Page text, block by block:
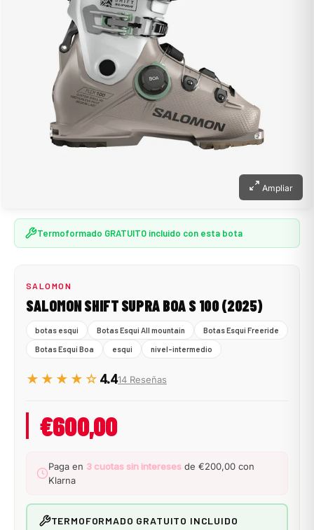
Ampliar
Termoformado GRATUITO incluido con esta bota
SALOMON
SALOMON SHIFT SUPRA BOA S 100 (2025)
botas esqui Botas Esqui All mountain Botas Esqui Freeride
Botas Esquí Boa esqui nivel-intermedio
★★★★☆ 4.414 Reseñas
€600,00
Paga en 3 cuotas sin intereses de €200,00 con
Klarna
TERMOFORMADO GRATUITO INCLUIDO